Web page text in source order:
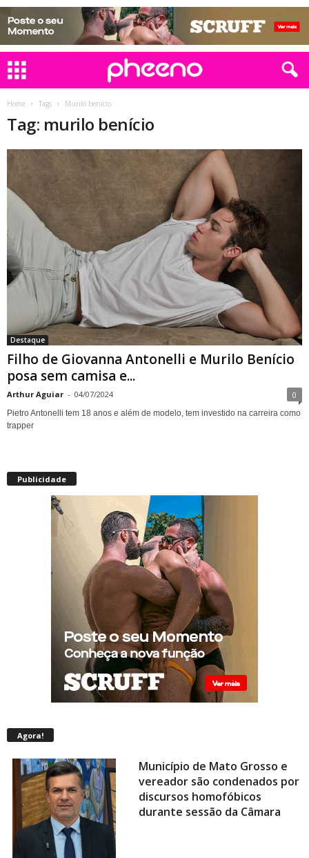
Home Tags Murilo benício
Tag: murilo benício
Destaque
Filho de Giovanna Antonelli e Murilo Benício
posa sem camisa e...
Arthur Aguiar - 04/07/2024 0
Pietro Antonelli tem 18 anos e além de modelo, tem investido na carreira como
trapper
Publicidade
Agora!
Município de Mato Grosso e
vereador são condenados por
discursos homofóbicos
durante sessão da Câmara